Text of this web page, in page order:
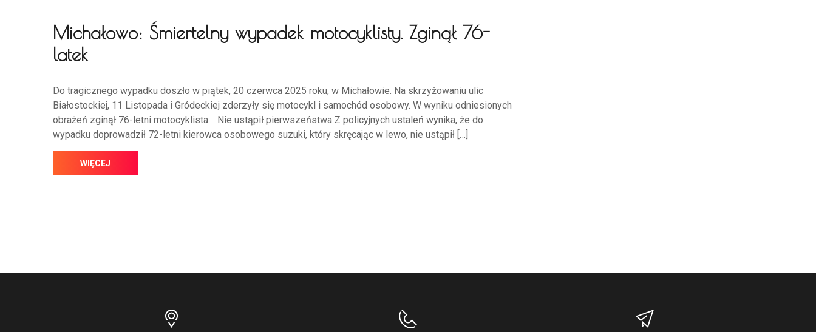
Michałowo: Śmiertelny wypadek motocyklisty. Zginął 76-
latek
Do tragicznego wypadku doszło w piątek, 20 czerwca 2025 roku, w Michałowie. Na skrzyżowaniu ulic
Białostockiej, 11 Listopada i Gródeckiej zderzyły się motocykl i samochód osobowy. W wyniku odniesionych
obrażeń zginął 76-letni motocyklista. Nie ustąpił pierwszeństwa Z policyjnych ustaleń wynika, że do
wypadku doprowadził 72-letni kierowca osobowego suzuki, który skręcając w lewo, nie ustąpił […]
WIĘCEJ